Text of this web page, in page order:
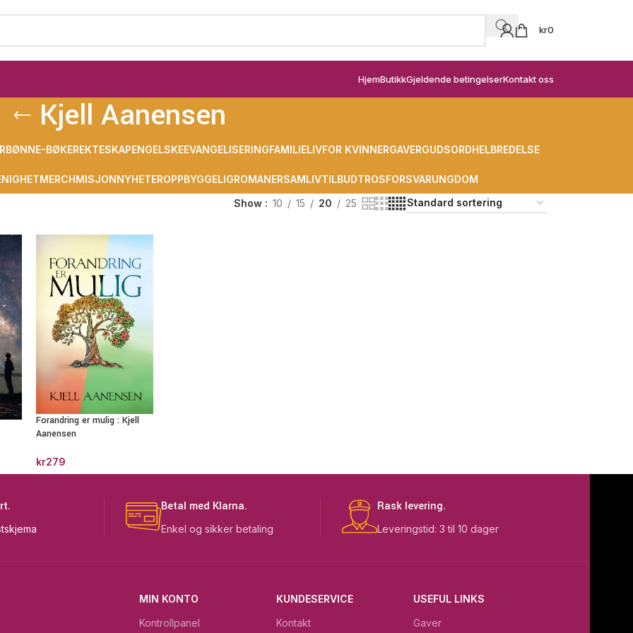
kr0
HjemButikkGjeldende betingelserKontakt oss
Kjell Aanensen
BØNNE-BØKEREKTESKAPENGELSKEEVANGELISERINGFAMILIELIVFOR KVINNERGAVERGUDSORDHELBREDELSE
MERCHMISJONNYHETEROPPBYGGELIGROMANERSAMLIVTILBUDTROSFORSVARUNGDOM
Show 10 15 20 25
Forandring er mulig : Kjell
Aanensen
kr279
Betal med Klarna.
Enkel og sikker betaling
Rask levering.
Leveringstid: 3 til 10 dager
MIN KONTO
Kontrollpanel
KUNDESERVICE
Kontakt
USEFUL LINKS
Gaver